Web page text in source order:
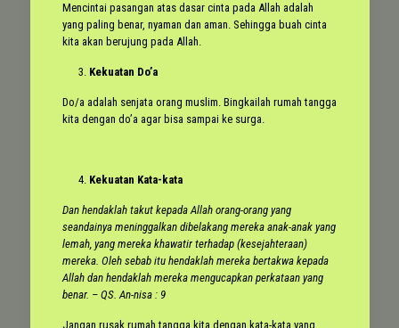
Mencintai pasangan atas dasar cinta pada Allah adalah
yang paling benar, nyaman dan aman. Sehingga buah cinta
kita akan berujung pada Allah.
Kekuatan Do’a
Do/a adalah senjata orang muslim. Bingkailah rumah tangga
kita dengan do’a agar bisa sampai ke surga.
Kekuatan Kata-kata
Dan hendaklah takut kepada Allah orang-orang yang
seandainya meninggalkan dibelakang mereka anak-anak yang
lemah, yang mereka khawatir terhadap (kesejahteraan)
mereka. Oleh sebab itu hendaklah mereka bertakwa kepada
Allah dan hendaklah mereka mengucapkan perkataan yang
benar. – QS. An-nisa : 9
Jangan rusak rumah tangga kita dengan kata-kata yang